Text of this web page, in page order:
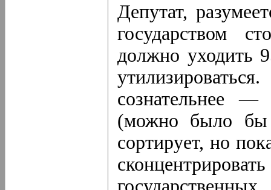
Депутат,
государством
должно уходить
сознательнее
(можно было бы
сортирует, но